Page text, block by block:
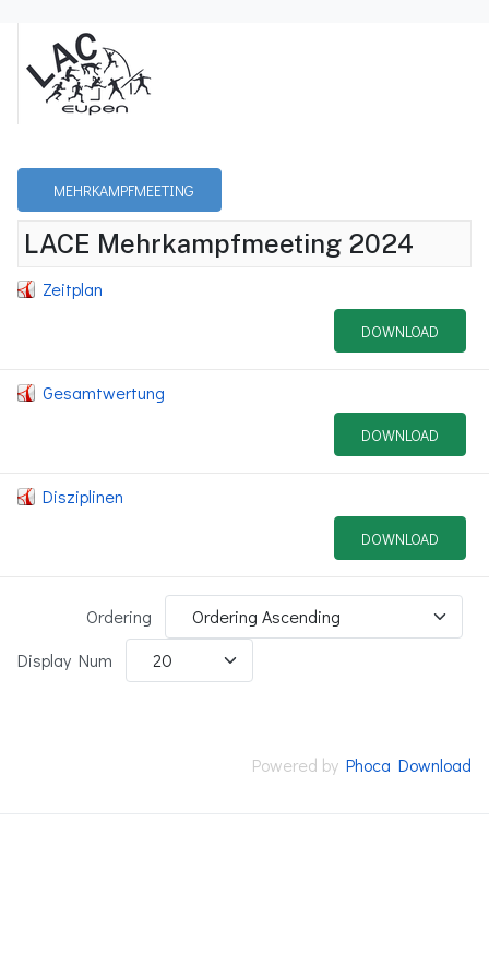
MEHRKAMPFMEETING
LACE Mehrkampfmeeting 2024
Zeitplan
DOWNLOAD
Gesamtwertung
DOWNLOAD
Disziplinen
DOWNLOAD
Ordering
Display Num
Powered by Phoca Download